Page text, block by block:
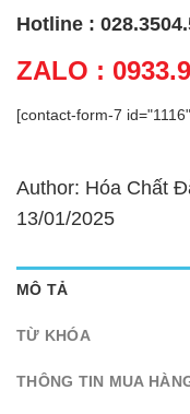
Hotline :
ZALO :
[contact-form-7
Author: Hóa Chất
13/01/2025
MÔ TẢ
TỪ KHÓA
THÔNG TIN MUA